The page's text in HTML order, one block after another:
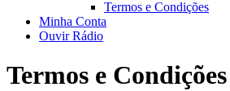
Termos e Condições
Minha Conta
Ouvir Rádio
Termos e Condições